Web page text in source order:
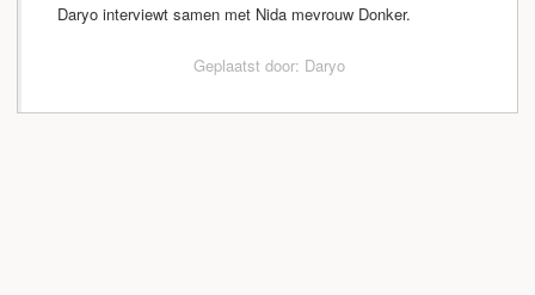
Daryo interviewt samen met Nida mevrouw Donker.
Geplaatst door: Daryo